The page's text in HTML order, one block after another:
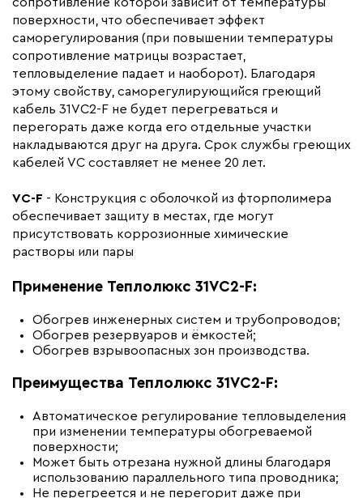
Минимальный радиус изгиба (мм)
поверхности, что обеспечивает эффект
саморегулирования (при повышении температуры
сопротивление матрицы возрастает,
тепловыделение падает и наоборот). Благодаря
этому свойству, саморегулирующийся греющий
кабель 31VC2-F не будет перегреваться и
перегорать даже когда его отдельные участки
накладываются друг на друга. Срок службы греющих
кабелей VC составляет не менее 20 лет.
VC-F - Конструкция с оболочкой из фторполимера
обеспечивает защиту в местах, где могут
присутствовать коррозионные химические
растворы или пары
Применение Теплолюкс 31VC2-F:
Обогрев инженерных систем и трубопроводов;
Обогрев резервуаров и ёмкостей;
Обогрев взрывоопасных зон производства.
Преимущества Теплолюкс 31VC2-F:
Автоматическое регулирование тепловыделения
при изменении температуры обогреваемой
поверхности;
Может быть отрезана нужной длины благодаря
использованию параллельного типа проводника;
Не перегреется и не перегорит даже при